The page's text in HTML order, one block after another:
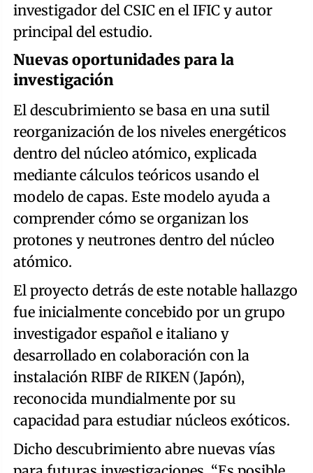
investigador del CSIC en el IFIC y autor
principal del estudio.
Nuevas oportunidades para la
investigación
El descubrimiento se basa en una sutil
reorganización de los niveles energéticos
dentro del núcleo atómico, explicada
mediante cálculos teóricos usando el
modelo de capas. Este modelo ayuda a
comprender cómo se organizan los
protones y neutrones dentro del núcleo
atómico.
El proyecto detrás de este notable hallazgo
fue inicialmente concebido por un grupo
investigador español e italiano y
desarrollado en colaboración con la
instalación RIBF de RIKEN (Japón),
reconocida mundialmente por su
capacidad para estudiar núcleos exóticos.
Dicho descubrimiento abre nuevas vías